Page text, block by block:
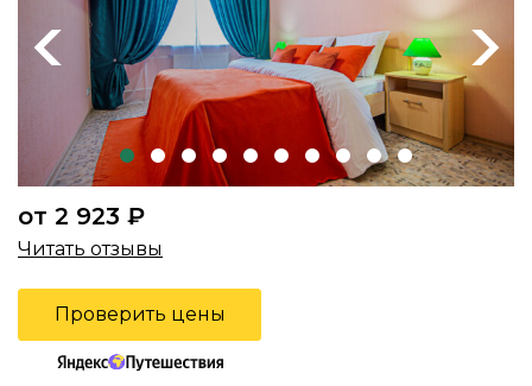
Previous Next
от 2 923 ₽
Читать отзывы
Проверить цены